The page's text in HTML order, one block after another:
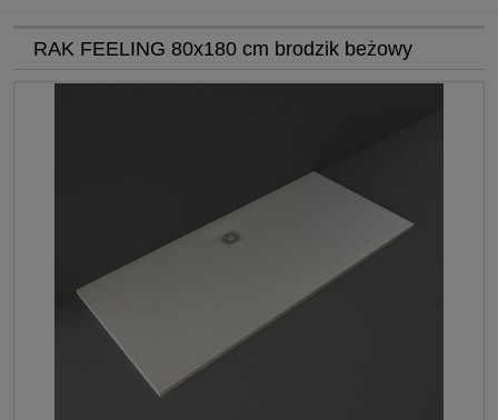
RAK FEELING 80x180 cm brodzik beżowy